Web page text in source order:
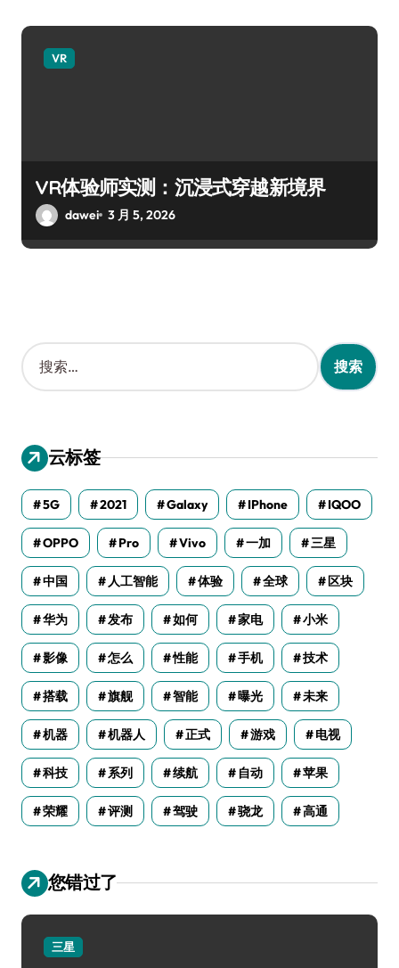
VR
VR体验师实测：沉浸式穿越新境界
dawei 3 月 5, 2026
搜
索
：
云标签
5G 2021 Galaxy IPhone IQOO
OPPO Pro Vivo 一加 三星
中国 人工智能 体验 全球 区块
华为 发布 如何 家电 小米
影像 怎么 性能 手机 技术
搭载 旗舰 智能 曝光 未来
机器 机器人 正式 游戏 电视
科技 系列 续航 自动 苹果
荣耀 评测 驾驶 骁龙 高通
您错过了
三星